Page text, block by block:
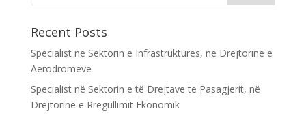
Recent Posts
Specialist në Sektorin e Infrastrukturës, në Drejtorinë e
Aerodromeve
Specialist në Sektorin e të Drejtave të Pasagjerit, në
Drejtorinë e Rregullimit Ekonomik